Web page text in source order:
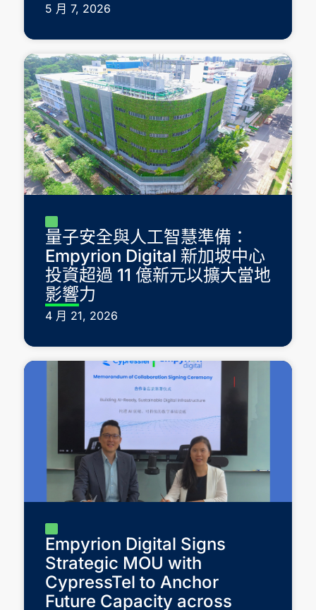
5 月 7, 2026
量子安全與人工智慧準備：
Empyrion Digital 新加坡中心
投資超過 11 億新元以擴大當地
影響力
4 月 21, 2026
Empyrion Digital Signs
Strategic MOU with
CypressTel to Anchor
Future Capacity across